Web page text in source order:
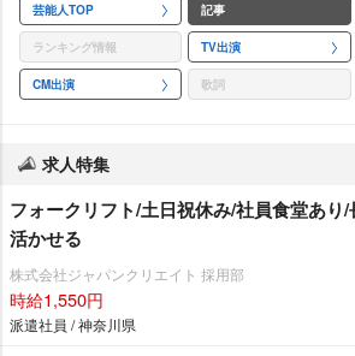
芸能人TOP 記事
ランキング情報 TV出演
CM出演 歌詞
求人特集
フォークリフト/土日祝休み/社員食堂あり
活かせる
株式会社ジャパンクリエイト 採用部
時給1,550円
派遣社員 / 神奈川県